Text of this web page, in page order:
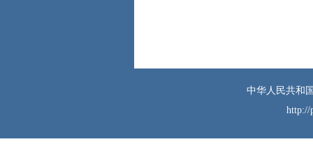
中华人民共和
http://